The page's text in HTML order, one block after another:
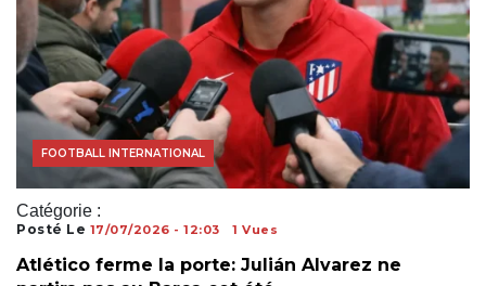
Catégorie :
COUPE DU MONDE
FOOTBALL INTERNATIONAL
Posté Le 17/07/2026 - 12:03 1 Vues
Atlético ferme la porte: Julián Alvarez ne